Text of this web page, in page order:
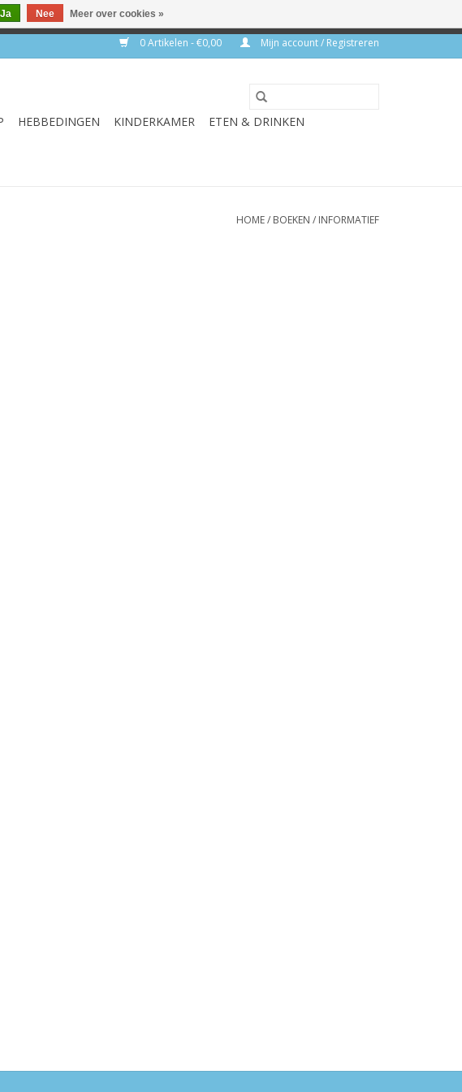
0 Artikelen - €0,00 Mijn account / Registreren
HEBBEDINGEN KINDERKAMER
ETEN & DRINKEN
HOME/ BOEKEN / INFORMATIEF
Ja Nee Meer over cookies »
1-3 werkdagen